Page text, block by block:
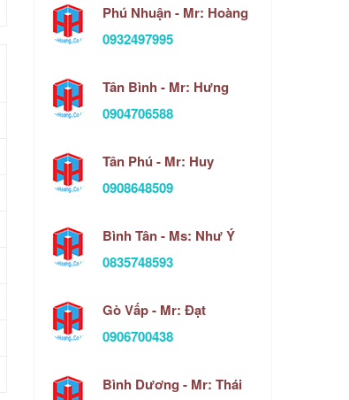
Phú Nhuận - Mr: Hoàng
0932497995
Tân Bình - Mr: Hưng
0904706588
Tân Phú - Mr: Huy
0908648509
Bình Tân - Ms: Như Ý
0835748593
Gò Vấp - Mr: Đạt
0906700438
Bình Dương - Mr: Thái